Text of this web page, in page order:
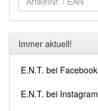
Immer aktuell!
E.N.T. bei Facebook
E.N.T. bei Instagram